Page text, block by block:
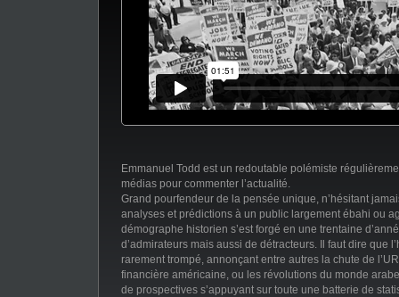
Emmanuel Todd est un redoutable polémiste
médias pour commenter l’actualité.
Grand pourfendeur de la pensée unique, n’hésitant
analyses et prédictions à un public largement ébahi ou
démographe historien s’est forgé en une trentaine
d’admirateurs mais aussi de détracteurs. Il faut dire que
rarement trompé, annonçant entre autres la chute de
financière américaine, ou les révolutions du monde
de prospectives s’appuyant sur toute une batterie de